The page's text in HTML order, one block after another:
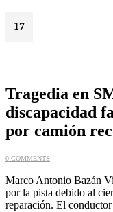
17
Tragedia en
discapacidad
por camión
0 COMMENTS
Marco Antonio Bazán
por la pista debido al
reparación. El